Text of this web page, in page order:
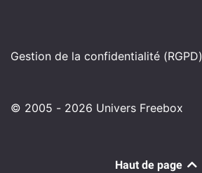
Gestion de la confidentialité (RGPD)
© 2005 - 2026 Univers Freebox
Haut de page